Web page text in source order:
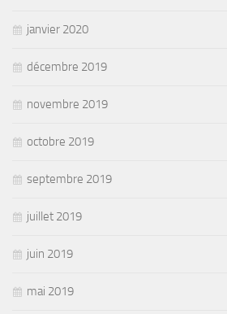
janvier 2020
décembre 2019
novembre 2019
octobre 2019
septembre 2019
juillet 2019
juin 2019
mai 2019